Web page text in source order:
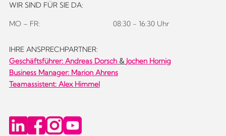
WIR SIND FÜR SIE DA:
MO – FR: 08:30 - 16:30 Uhr
IHRE ANSPRECHPARTNER:
Geschäftsführer: Andreas Dorsch& Jochen Hornig
Business Manager: Marion Ahrens
Teamassistent: Alex Himmel